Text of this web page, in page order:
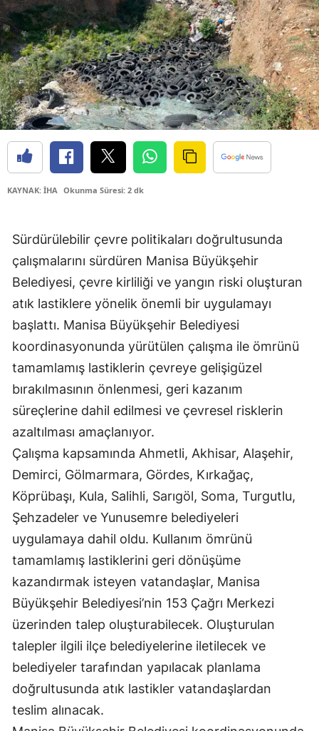
KAYNAK: İHA Okunma Süresi: 2 dk
Sürdürülebilir çevre politikaları doğrultusunda
çalışmalarını sürdüren Manisa Büyükşehir
Belediyesi, çevre kirliliği ve yangın riski oluşturan
atık lastiklere yönelik önemli bir uygulamayı
başlattı. Manisa Büyükşehir Belediyesi
koordinasyonunda yürütülen çalışma ile ömrünü
tamamlamış lastiklerin çevreye gelişigüzel
bırakılmasının önlenmesi, geri kazanım
süreçlerine dahil edilmesi ve çevresel risklerin
azaltılması amaçlanıyor.
Çalışma kapsamında Ahmetli, Akhisar, Alaşehir,
Demirci, Gölmarmara, Gördes, Kırkağaç,
Köprübaşı, Kula, Salihli, Sarıgöl, Soma, Turgutlu,
Şehzadeler ve Yunusemre belediyeleri
uygulamaya dahil oldu. Kullanım ömrünü
tamamlamış lastiklerini geri dönüşüme
kazandırmak isteyen vatandaşlar, Manisa
Büyükşehir Belediyesi’nin 153 Çağrı Merkezi
üzerinden talep oluşturabilecek. Oluşturulan
talepler ilgili ilçe belediyelerine iletilecek ve
belediyeler tarafından yapılacak planlama
doğrultusunda atık lastikler vatandaşlardan
teslim alınacak.